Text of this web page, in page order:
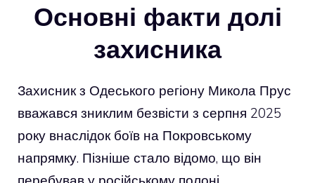
Основні факти долі
захисника
Захисник з Одеського регіону Микола Прус
вважався зниклим безвісти з серпня 2025
року внаслідок боїв на Покровському
напрямку. Пізніше стало відомо, що він